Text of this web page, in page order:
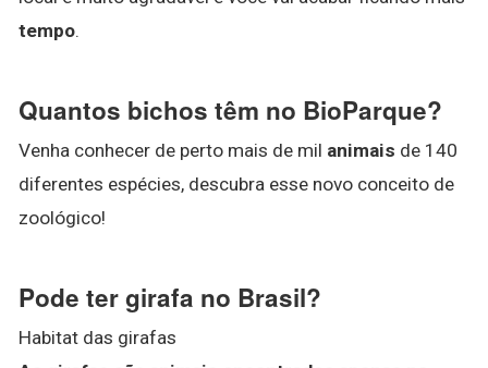
tempo.
Quantos bichos têm no BioParque?
Venha conhecer de perto mais de mil animais de 140
diferentes espécies, descubra esse novo conceito de
zoológico!
Pode ter girafa no Brasil?
Habitat das girafas